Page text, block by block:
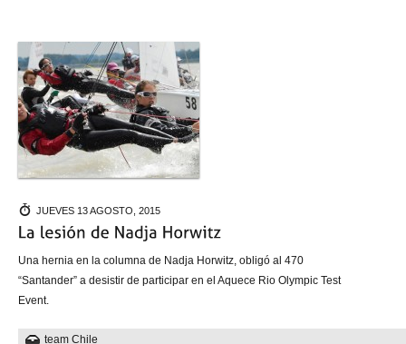
JUEVES 13 AGOSTO, 2015
Una hernia en la columna de Nadja Horwitz, obligó al 470
“Santander” a desistir de participar en el Aquece Rio Olympic Test
Event.
team Chile